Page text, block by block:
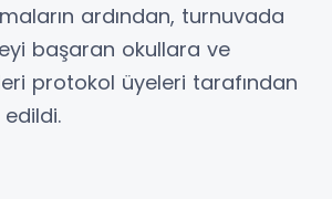
ardından, turnuvada
başaran okullara ve
protokol üyeleri tarafından